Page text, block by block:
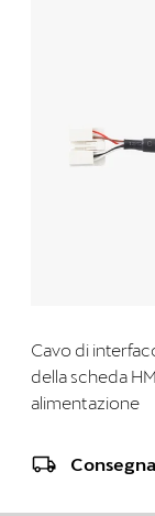
Cavo di
della scheda
alimentazione